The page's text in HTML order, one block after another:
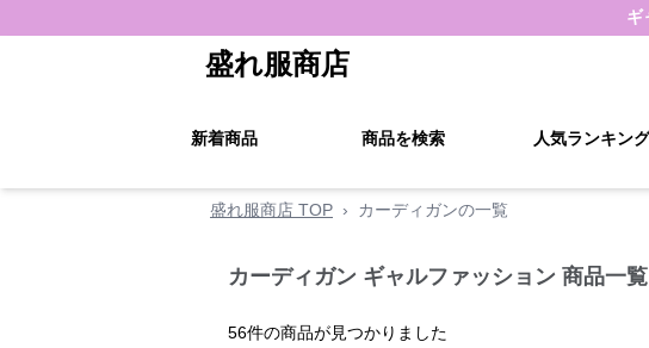
ギ
盛れ服商店
新着商品 商品を検索 人気ランキング
盛れ服商店 TOP › カーディガンの一覧
カーディガン ギャルファッション 商品一覧
56件の商品が見つかりました